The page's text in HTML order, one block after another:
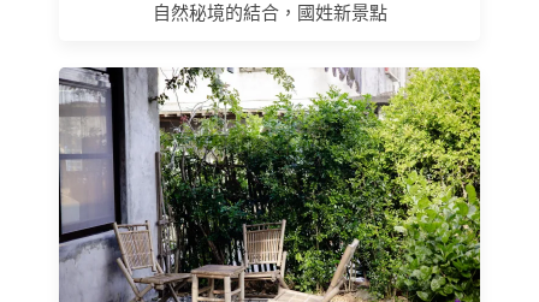
自然秘境的結合，國姓新景點